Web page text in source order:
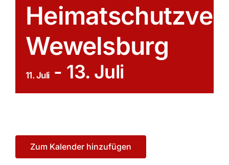
Bruderschaft
Historisches
Wewelsburg
11. Juli- 13. Juli
Zum Kalender hinzufügen